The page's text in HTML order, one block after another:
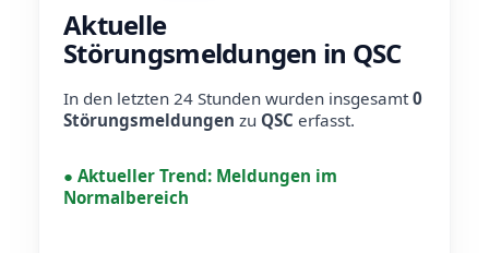
Aktuelle
Störungsmeldungen in QSC
In den letzten 24 Stunden wurden insgesamt0
Störungsmeldungen zu QSC erfasst.
● Aktueller Trend: Meldungen im
Normalbereich